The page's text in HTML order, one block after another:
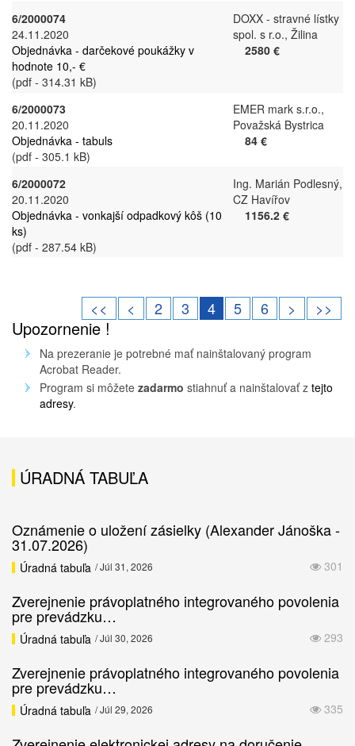
6/2000074
24.11.2020
Objednávka - darčekové poukážky v
hodnote 10,- €
(pdf - 314.31 kB)
DOXX - stravné lístky
spol. s r.o., Žilina
2580 €
6/2000073
20.11.2020
Objednávka - tabuls
(pdf - 305.1 kB)
EMER mark s.r.o.,
Považská Bystrica
84 €
6/2000072
20.11.2020
Objednávka - vonkajší odpadkový kôš (10
ks)
(pdf - 287.54 kB)
Ing. Marián Podlesný,
CZ Havířov
1156.2 €
<< < 2 3 4 5 6 > >>
Upozornenie !
Na prezeranie je potrebné mať nainštalovaný program
Acrobat Reader.
Program si môžete zadarmo stiahnuť a nainštalovať z tejto
adresy.
ÚRADNÁ TABUĽA
Oznámenie o uložení zásielky (Alexander Jánoška -
31.07.2026)
301
Úradná tabuľa / Júl 31, 2026
Zverejnenie právoplatného integrovaného povolenia
pre prevádzku…
293
Úradná tabuľa / Júl 30, 2026
Zverejnenie právoplatného integrovaného povolenia
pre prevádzku…
335
Úradná tabuľa / Júl 29, 2026